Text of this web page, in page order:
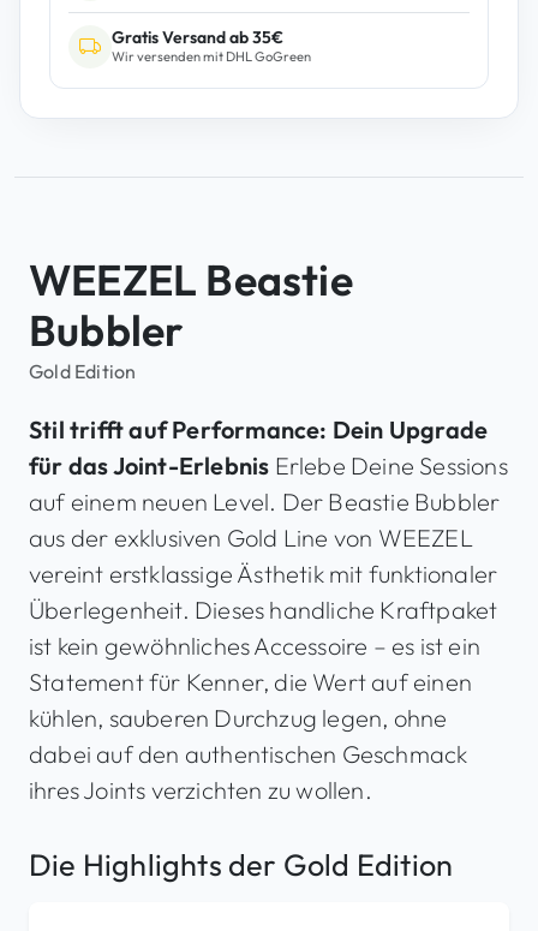
d
M
e
n
e
Gratis Versand ab 35€
Wir versenden mit DHL GoGreen
WEEZEL Beastie
Bubbler
Gold Edition
Stil trifft auf Performance: Dein Upgrade
für das Joint-Erlebnis Erlebe Deine Sessions
auf einem neuen Level. Der Beastie Bubbler
aus der exklusiven Gold Line von WEEZEL
vereint erstklassige Ästhetik mit funktionaler
Überlegenheit. Dieses handliche Kraftpaket
ist kein gewöhnliches Accessoire – es ist ein
Statement für Kenner, die Wert auf einen
kühlen, sauberen Durchzug legen, ohne
dabei auf den authentischen Geschmack
ihres Joints verzichten zu wollen.
Die Highlights der Gold Edition